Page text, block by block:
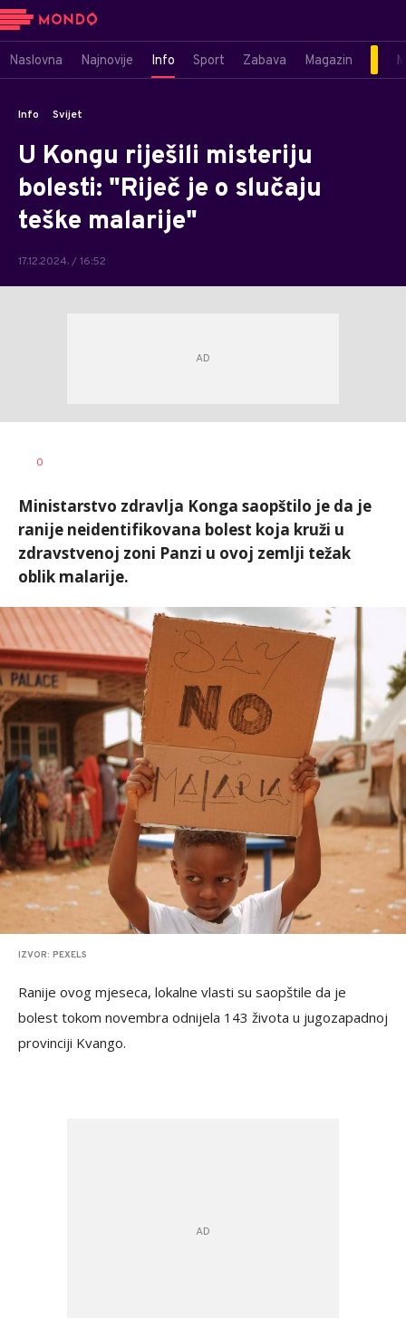
Naslovna Najnovije Info Sport Zabava Magazin
Info Svijet
U Kongu riješili misteriju
bolesti: "Riječ je o slučaju
teške malarije"
17.12.2024. / 16:52
AUTOR
0
Ministarstvo zdravlja Konga saopštilo je da je
ranije neidentifikovana bolest koja kruži u
zdravstvenoj zoni Panzi u ovoj zemlji težak
oblik malarije.
IZVOR: PEXELS
Ranije ovog mjeseca, lokalne vlasti su saopštile da je
bolest tokom novembra odnijela 143 života u jugozapadnoj
provinciji Kvango.